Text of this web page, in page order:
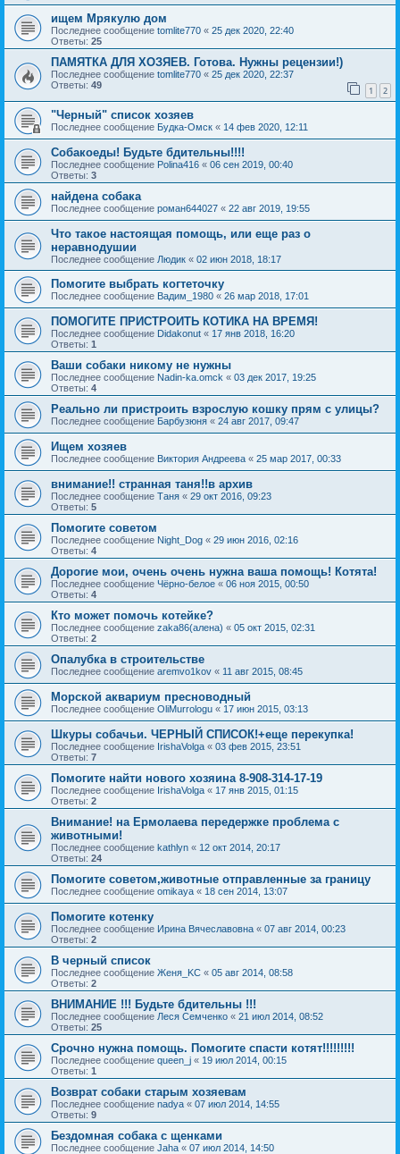
ищем Мрякулю дом
Последнее сообщение tomlite770 « 25 дек 2020, 22:40
Ответы: 25
ПАМЯТКА ДЛЯ ХОЗЯЕВ. Готова. Нужны рецензии!)
Последнее сообщение tomlite770 « 25 дек 2020, 22:37
Ответы: 49 1 2
"Черный" список хозяев
Последнее сообщение Будка-Омск « 14 фев 2020, 12:11
Собакоеды! Будьте бдительны!!!!
Последнее сообщение Polina416 « 06 сен 2019, 00:40
Ответы: 3
найдена собака
Последнее сообщение роман644027 « 22 авг 2019, 19:55
Что такое настоящая помощь, или еще раз о
неравнодушии
Последнее сообщение Людик « 02 июн 2018, 18:17
Помогите выбрать когтеточку
Последнее сообщение Вадим_1980 « 26 мар 2018, 17:01
ПОМОГИТЕ ПРИСТРОИТЬ КОТИКА НА ВРЕМЯ!
Последнее сообщение Didakonut « 17 янв 2018, 16:20
Ответы: 1
Ваши собаки никому не нужны
Последнее сообщение Nadin-ka.omck « 03 дек 2017, 19:25
Ответы: 4
Реально ли пристроить взрослую кошку прям с улицы?
Последнее сообщение Барбузюня « 24 авг 2017, 09:47
Ищем хозяев
Последнее сообщение Виктория Андреева « 25 мар 2017, 00:33
внимание!! странная таня!!в архив
Последнее сообщение Таня « 29 окт 2016, 09:23
Ответы: 5
Помогите советом
Последнее сообщение Night_Dog « 29 июн 2016, 02:16
Ответы: 4
Дорогие мои, очень очень нужна ваша помощь! Котята!
Последнее сообщение Чёрно-белое « 06 ноя 2015, 00:50
Ответы: 4
Кто может помочь котейке?
Последнее сообщение zaka86(алена) « 05 окт 2015, 02:31
Ответы: 2
Опалубка в строительстве
Последнее сообщение aremvo1kov « 11 авг 2015, 08:45
Морской аквариум пресноводный
Последнее сообщение OliMurrologu « 17 июн 2015, 03:13
Шкуры собачьи. ЧЕРНЫЙ СПИСОК!+еще перекупка!
Последнее сообщение IrishaVolga « 03 фев 2015, 23:51
Ответы: 7
Помогите найти нового хозяина 8-908-314-17-19
Последнее сообщение IrishaVolga « 17 янв 2015, 01:15
Ответы: 2
Внимание! на Ермолаева передержке проблема с
животными!
Последнее сообщение kathlyn « 12 окт 2014, 20:17
Ответы: 24
Помогите советом,животные отправленные за границу
Последнее сообщение omikaya « 18 сен 2014, 13:07
Помогите котенку
Последнее сообщение Ирина Вячеславовна « 07 авг 2014, 00:23
Ответы: 2
В черный список
Последнее сообщение Женя_KC « 05 авг 2014, 08:58
Ответы: 2
ВНИМАНИЕ !!! Будьте бдительны !!!
Последнее сообщение Леся Семченко « 21 июл 2014, 08:52
Ответы: 25
Срочно нужна помощь. Помогите спасти котят!!!!!!!!!
Последнее сообщение queen_j « 19 июл 2014, 00:15
Ответы: 1
Возврат собаки старым хозяевам
Последнее сообщение nadya « 07 июл 2014, 14:55
Ответы: 9
Бездомная собака с щенками
Последнее сообщение Jaha « 07 июл 2014, 14:50